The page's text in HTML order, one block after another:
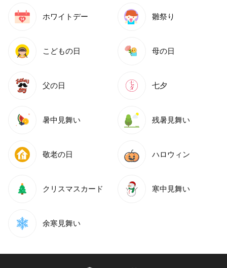
ホワイトデー 雛祭り
こどもの日 母の日
父の日 七夕
暑中見舞い 残暑見舞い
敬老の日 ハロウィン
クリスマスカード 寒中見舞い
余寒見舞い